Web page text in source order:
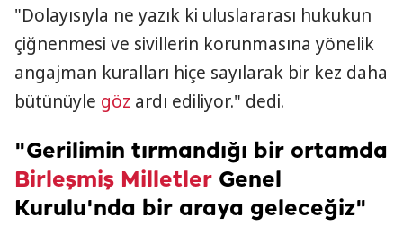
"Dolayısıyla ne yazık ki uluslararası hukukun
çiğnenmesi ve sivillerin korunmasına yönelik
angajman kuralları hiçe sayılarak bir kez daha
bütünüyle göz ardı ediliyor." dedi.
"Gerilimin tırmandığı bir ortamda
Birleşmiş Milletler Genel
Kurulu'nda bir araya geleceğiz"